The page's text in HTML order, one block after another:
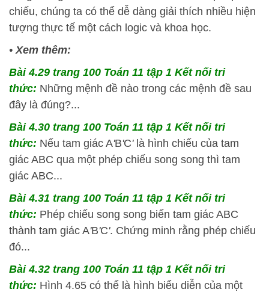
chiếu, chúng ta có thể dễ dàng giải thích nhiều hiện
tượng thực tế một cách logic và khoa học.
•Xem thêm:
Bài 4.29 trang 100 Toán 11 tập 1 Kết nối tri
thức: Những mệnh đề nào trong các mệnh đề sau
đây là đúng?...
Bài 4.30 trang 100 Toán 11 tập 1 Kết nối tri
thức: Nếu tam giác A'B'C'là hình chiếu của tam
giác ABC qua một phép chiếu song song thì tam
giác ABC...
Bài 4.31 trang 100 Toán 11 tập 1 Kết nối tri
thức: Phép chiếu song song biến tam giác ABC
thành tam giác A'B'C'. Chứng minh rằng phép chiếu
đó...
Bài 4.32 trang 100 Toán 11 tập 1 Kết nối tri
thức: Hình 4.65 có thể là hình biểu diễn của một